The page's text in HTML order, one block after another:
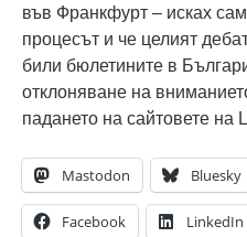
във Франкфурт – исках
процесът и че целият
били бюлетините в
отклоняване на
падането на сайтовете
Mastodon Bluesky
Facebook LinkedIn